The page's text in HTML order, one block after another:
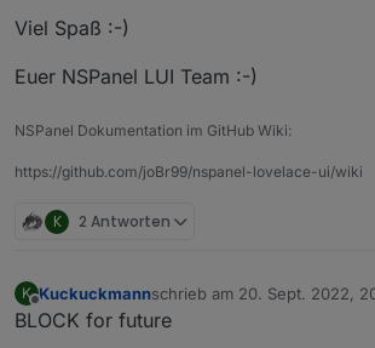
Viel Spaß :-)
Euer NSPanel LUI Team :-)
NSPanel Dokumentation im GitHub Wiki:
https://github.com/joBr99/nspanel-lovelace-ui/wiki
K 2 Antworten
K
Offline
Kuckuckmannschrieb am 20. Sept. 2022,
zuletzt editiert von
BLOCK for future